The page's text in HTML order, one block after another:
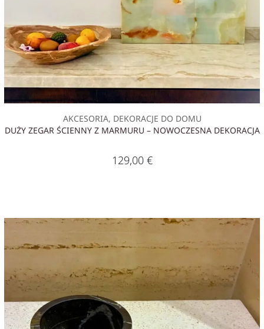
AKCESORIA, DEKORACJE DO DOMU
DUŻY ZEGAR ŚCIENNY Z MARMURU – NOWOCZESNA DEKORACJA
129,00 €